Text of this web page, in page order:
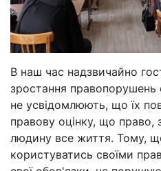
В наш час надзвичайно
зростання правопорушень
не усвідомлюють, що їх
правову оцінку, що
людину все життя. Тому,
користуватись своїми